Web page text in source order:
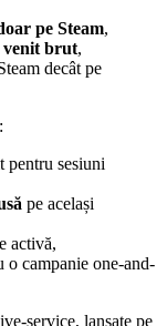
pe Steam,
venit brut,
decât pe
pentru sesiuni
pe același
activă,
o campanie one-and-
service, lansate pe